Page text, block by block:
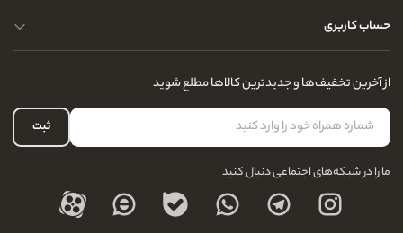
تماس با ما
سوالات متداول
آدرس فروشگاه
نحوه ارسال کالا
نحوه بازگشت کالا
درباره ما
حساب کاربری
لیست علاقه‌مندی
حساب کاربری
از آخرین تخفیف‌ها و جدیدترین کالاها مطلع شوید
ثبت
ما را در شبکه‌های اجتماعی دنبال کنید